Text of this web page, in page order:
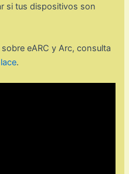
si tus dispositivos son
eARC y Arc, consulta
.